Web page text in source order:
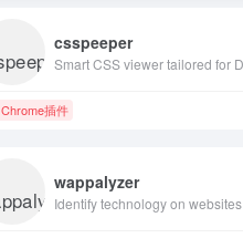
csspeeper
Chrome插件
wappalyzer
Identify technology on websites